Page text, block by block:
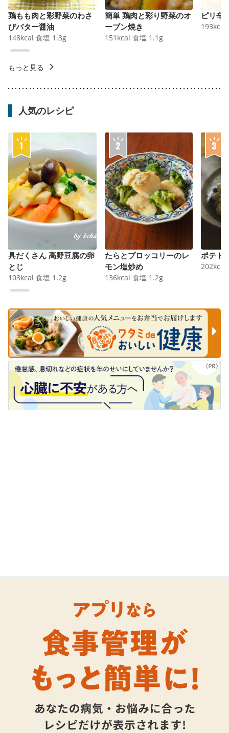
鶏もも肉と彩野菜のわさ
びバター醤油
148kcal 食塩 1.3g
簡単 鶏肉と彩り野菜のオ
ーブン焼き
151 kcal 食塩 1.1 g
ピリ辛
193kcal
もっと見る
人気のレシピ
具だくさん 高野豆腐の卵
とじ
103kcal 食塩 1.2g
たらとブロッコリーのレ
モン塩炒め
136kcal 食塩 1.2g
ポテト
202kcal